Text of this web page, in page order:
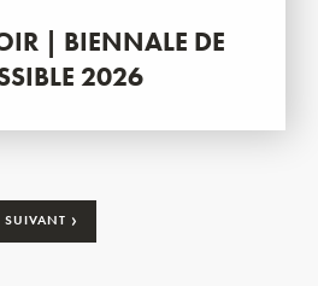
| BIENNALE DE
2026
SUIVANT ›